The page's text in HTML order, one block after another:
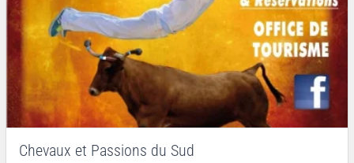
Chevaux et Passions du Sud